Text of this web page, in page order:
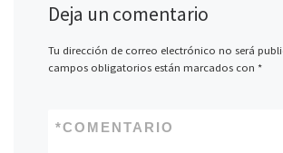
Deja un comentario
Tu dirección de correo electrónico no será
campos obligatorios están marcados con *
COMENTARIO
*